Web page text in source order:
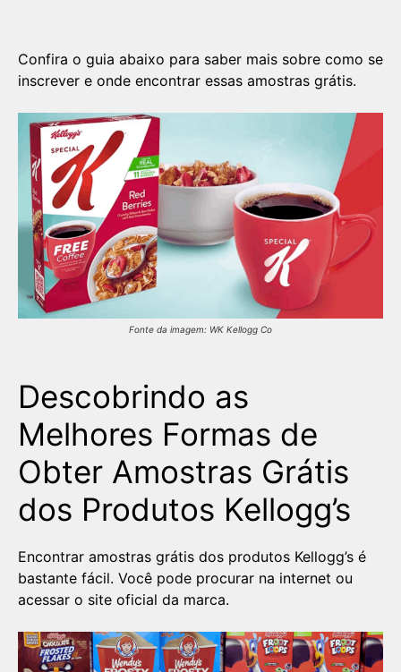
Confira o guia abaixo para saber mais sobre como se
inscrever e onde encontrar essas amostras grátis.
Fonte da imagem: WK Kellogg Co
Descobrindo as
Melhores Formas de
Obter Amostras Grátis
dos Produtos Kellogg’s
Encontrar amostras grátis dos produtos Kellogg’s é
bastante fácil. Você pode procurar na internet ou
acessar o site oficial da marca.